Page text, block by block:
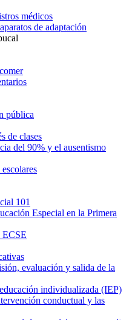
médicos
de adaptación
pública
de clases
del 90% y el ausentismo
101
Especial en la Primera
ECSE
evaluación y salida de la
individualizada (IEP)
conductual y las